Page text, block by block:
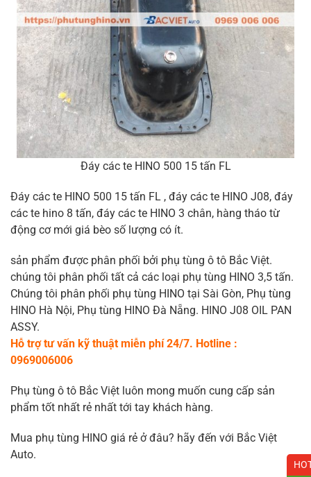
Đáy các te HINO 500 15 tấn FL
Đáy các te HINO 500 15 tấn FL , đáy các te HINO J08, đáy
các te hino 8 tấn, đáy các te HINO 3 chân, hàng tháo từ
động cơ mới giá bèo số lượng có ít.
sản phẩm được phân phối bởi phụ tùng ô tô Bắc Việt.
chúng tôi phân phối tất cả các loại phụ tùng HINO 3,5 tấn.
Chúng tôi phân phối phụ tùng HINO tại Sài Gòn, Phụ tùng
HINO Hà Nội, Phụ tùng HINO Đà Nẵng. HINO J08 OIL PAN
ASSY.
Hỗ trợ tư vấn kỹ thuật miễn phí 24/7. Hotline :
0969006006
Phụ tùng ô tô Bắc Việt luôn mong muốn cung cấp sản
phẩm tốt nhất rẻ nhất tới tay khách hàng.
Mua phụ tùng HINO giá rẻ ở đâu? hãy đến với Bắc Việt
Auto.